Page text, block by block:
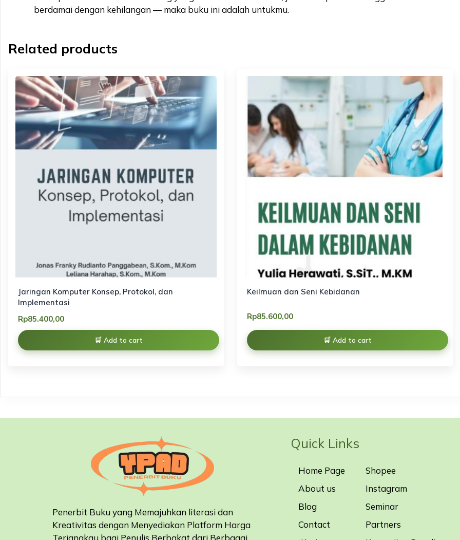
berdamai dengan kehilangan — maka buku ini adalah untukmu.
Related products
Jaringan Komputer Konsep, Protokol, dan
Implementasi
Rp85.400,00
Add to cart
Keilmuan dan Seni Kebidanan
Rp85.600,00
Add to cart
Penerbit Buku yang Memajuhkan literasi dan
Kreativitas dengan Menyediakan Platform Harga
Terjangkau bagi Penulis Berbakat dari Berbagai
Quick Links
Home Page
About us
Blog
Contact
Shopee
Instagram
Seminar
Partners